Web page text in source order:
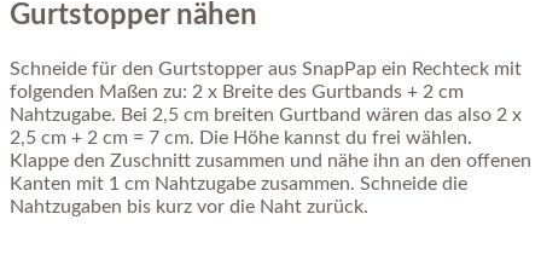
Gurtstopper nähen
Schneide für den Gurtstopper aus SnapPap ein Rechteck mit
folgenden Maßen zu: 2 x Breite des Gurtbands + 2 cm
Nahtzugabe. Bei 2,5 cm breiten Gurtband wären das also 2 x
2,5 cm + 2 cm = 7 cm. Die Höhe kannst du frei wählen.
Klappe den Zuschnitt zusammen und nähe ihn an den offenen
Kanten mit 1 cm Nahtzugabe zusammen. Schneide die
Nahtzugaben bis kurz vor die Naht zurück.